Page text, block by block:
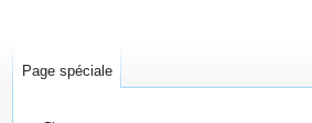
Page spéciale